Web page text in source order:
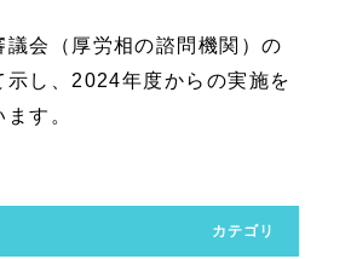
議会（厚労相の諮問機関）の
示し、2024年度からの実施を
す。
カテゴリ